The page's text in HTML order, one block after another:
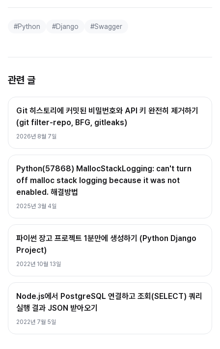
#Python #Django #Swagger
관련 글
Git 히스토리에 커밋된 비밀번호와 API 키 완전히 제거하기
(git filter-repo, BFG, gitleaks)
2026년 8월 7일
Python(57868) MallocStackLogging: can't turn
off malloc stack logging because it was not
enabled. 해결방법
2025년 3월 4일
파이썬 장고 프로젝트 1분만에 생성하기 (Python Django
Project)
2022년 10월 13일
Node.js에서 PostgreSQL 연결하고 조회(SELECT) 쿼리
실행 결과 JSON 받아오기
2022년 7월 5일